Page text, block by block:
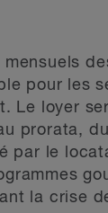
pour les
Le loyer
prorata,
par le
la crise